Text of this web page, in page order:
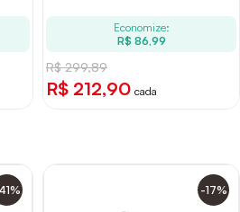
Economize:
R$ 86,99
R$ 299,89
R$ 212,90 cada
-17%